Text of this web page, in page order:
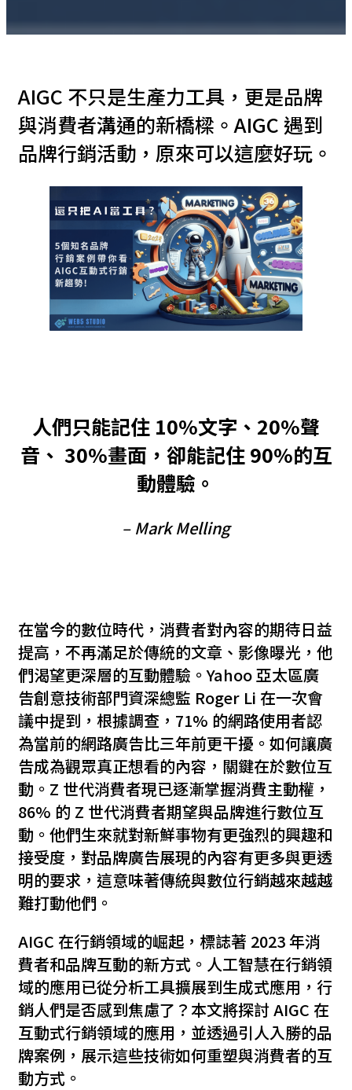
AIGC 不只是生產力工具，更是品牌
與消費者溝通的新橋樑。AIGC 遇到
品牌行銷活動，原來可以這麼好玩。
人們只能記住 10%文字、20%聲
音 、 30%畫面，卻能記住 90%的互
動體驗。
– Mark Melling
在當今的數位時代，消費者對內容的期待日益
提高，不再滿足於傳統的文章、影像曝光，他
們渴望更深層的互動體驗。Yahoo 亞太區廣
告創意技術部門資深總監 Roger Li 在一次會
議中提到，根據調查，71% 的網路使用者認
為當前的網路廣告比三年前更干擾。如何讓廣
告成為觀眾真正想看的內容，關鍵在於數位互
動。Z 世代消費者現已逐漸掌握消費主動權，
86% 的 Z 世代消費者期望與品牌進行數位互
動。他們生來就對新鮮事物有更強烈的興趣和
接受度，對品牌廣告展現的內容有更多與更透
明的要求，這意味著傳統與數位行銷越來越越
難打動他們。
AIGC 在行銷領域的崛起，標誌著 2023 年消
費者和品牌互動的新方式。人工智慧在行銷領
域的應用已從分析工具擴展到生成式應用，行
銷人們是否感到焦慮了？本文將探討 AIGC 在
互動式行銷領域的應用，並透過引人入勝的品
牌案例，展示這些技術如何重塑與消費者的互
動方式。